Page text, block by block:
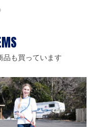
品も買っています